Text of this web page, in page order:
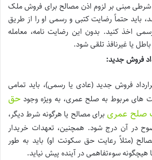
شرطی مبنی بر لزوم اذن مصالح برای فروش ملک
باید حتماً رضایت کتبی و رسمی او را از طریق
اخذ کنید. بدون این رضایت نامه، معامله
یا غیرنافذ تلقی شود.
فروش جدید:
فروش جدید (عادی یا رسمی)، باید تمامی
های مربوط به صلح عمری، به ویژه وجود حق
صلح عمری برای مصالح یا هرگونه شرط دیگر،
در آن درج شود. همچنین، تعهدات خریدار
(مثلاً رعایت حق سکونت او) باید به طور
هیچگونه سوءتفاهمی در آینده پیش نیاید.